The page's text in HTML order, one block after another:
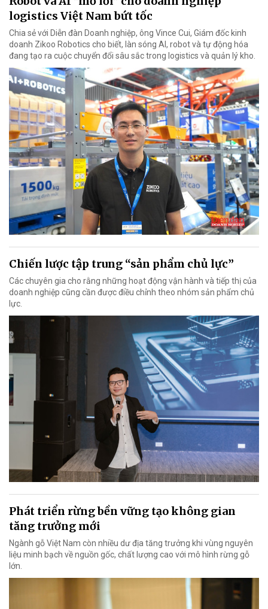
logistics Việt Nam bứt tốc
Chia sẻ với Diễn đàn Doanh nghiệp, ông Vince Cui, Giám đốc kinh
doanh Zikoo Robotics cho biết, làn sóng AI, robot và tự động hóa
đang tạo ra cuộc chuyển đổi sâu sắc trong logistics và quản lý kho.
Chiến lược tập trung “sản phẩm chủ lực”
Các chuyên gia cho rằng những hoạt động vận hành và tiếp thị của
doanh nghiệp cũng cần được điều chỉnh theo nhóm sản phẩm chủ
lực.
Phát triển rừng bền vững tạo không gian
tăng trưởng mới
Ngành gỗ Việt Nam còn nhiều dư địa tăng trưởng khi vùng nguyên
liệu minh bạch về nguồn gốc, chất lượng cao với mô hình rừng gỗ
lớn.